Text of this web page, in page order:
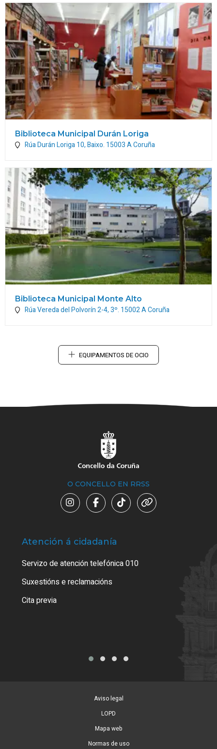
Biblioteca Municipal Durán Loriga
Rúa Durán Loriga 10, Baixo. 15003A Coruña
Biblioteca Municipal Monte Alto
Rúa Vereda del Polvorín 2-4, 3º. 15002A Coruña
EQUIPAMENTOS DE OCIO
O CONCELLO EN RRSS
Atención á cidadanía
Servizo de atención telefónica 010
Suxestións e reclamacións
Cita previa
Aviso legal
LOPD
Mapa web
Normas de uso